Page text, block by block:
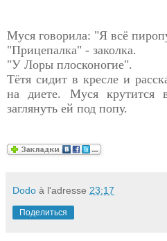
Муся говорила: "Я всё
"Прицепалка" - заколка.
"У Лоры плосконогие".
Тётя сидит в кресле и
на диете. Муся крутится
заглянуть ей под попу.
Dodo à l'adresse 23:17
Поделиться